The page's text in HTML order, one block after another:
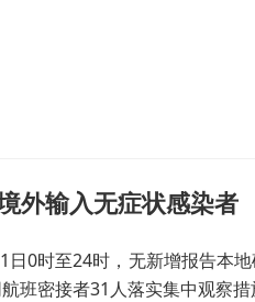
外输入无症状感染者
日0时至24时，无新增报告本
班密接者31人落实集中观察措